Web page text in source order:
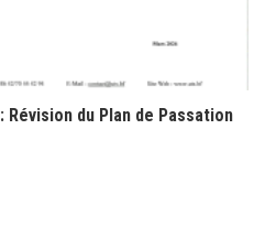
du Plan de Passation